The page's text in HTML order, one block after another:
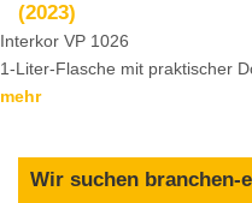
Interkor VP 1026
1-Liter-Flasche mit praktischer
mehr
Wir suchen branchen-